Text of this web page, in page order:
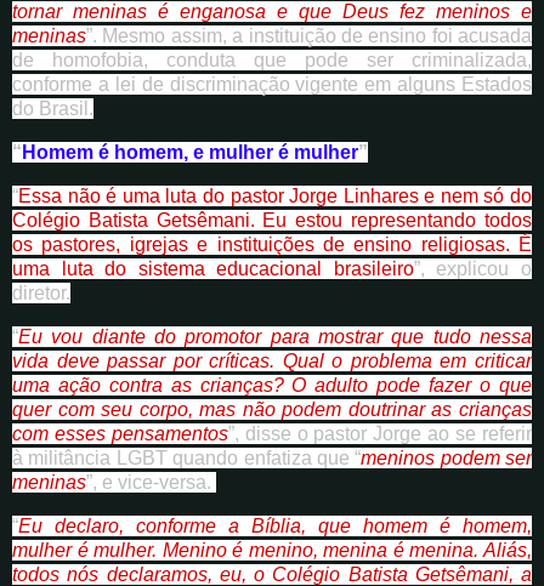
tornar meninas é enganosa e que Deus fez meninos e
meninas”. Mesmo assim, a instituição de ensino foi acusada
de homofobia, conduta que pode ser criminalizada,
conforme a lei de discriminação vigente em alguns Estados
do Brasil.
“ Homem é homem, e mulher é mulher”
“Essa não é uma luta do pastor Jorge Linhares e nem só do
Colégio Batista Getsêmani. Eu estou representando todos
os pastores, igrejas e instituições de ensino religiosas. É
uma luta do sistema educacional brasileiro”, explicou o
diretor.
“Eu vou diante do promotor para mostrar que tudo nessa
vida deve passar por críticas. Qual o problema em criticar
uma ação contra as crianças? O adulto pode fazer o que
quer com seu corpo, mas não podem doutrinar as crianças
com esses pensamentos”, disse o pastor Jorge ao se referir
à militância LGBT quando enfatiza que “meninos podem ser
meninas”, e vice-versa.
“Eu declaro, conforme a Bíblia, que homem é homem,
mulher é mulher. Menino é menino, menina é menina. Aliás,
todos nós declaramos, eu, o Colégio Batista Getsêmani, a